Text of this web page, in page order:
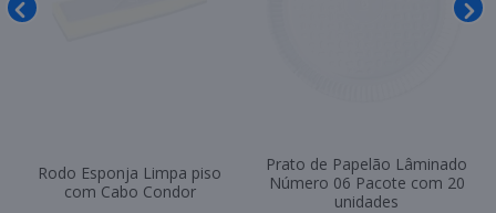
Rodo Esponja Limpa piso
com Cabo Condor
Prato de Papelão Lâminado
Número 06 Pacote com 20
unidades